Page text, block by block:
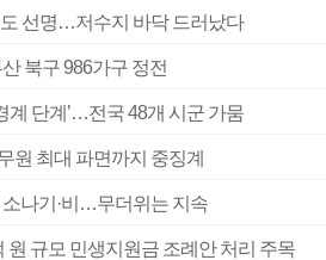
선명…저수지 바닥 드러났다
북구 986가구 정전
계 단계’…전국 48개 시군 가뭄
원 최대 파면까지 중징계
소나기·비…무더위는 지속
원 규모 민생지원금 조례안 처리 주목